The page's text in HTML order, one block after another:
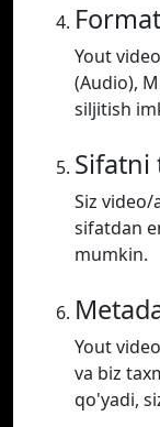
Yout
(Audio),
siljitish
Sifatni
Siz
sifatdan
mumkin.
Yout
va biz
qo'yadi,